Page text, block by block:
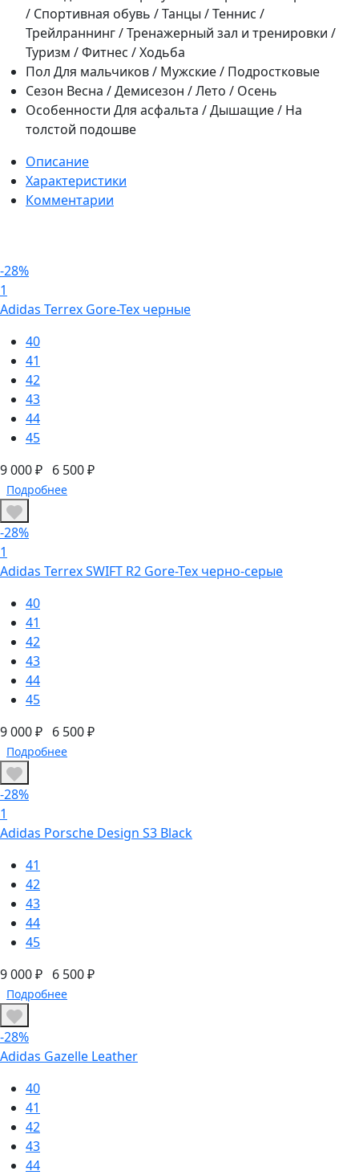
/ Спортивная обувь / Танцы / Теннис /
Трейлраннинг / Тренажерный зал и тренировки /
Туризм / Фитнес / Ходьба
Пол Для мальчиков / Мужские / Подростковые
Сезон Весна / Демисезон / Лето / Осень
Особенности Для асфальта / Дышащие / На
толстой подошве
Описание
Характеристики
Комментарии
-28%
1
Adidas Terrex Gore-Tex черные
40
41
42
43
44
45
9 000 ₽ 6 500 ₽
Подробнее
-28%
1
Adidas Terrex SWIFT R2 Gore-Tex черно-серые
40
41
42
43
44
45
9 000 ₽ 6 500 ₽
Подробнее
-28%
1
Adidas Porsche Design S3 Black
41
42
43
44
45
9 000 ₽ 6 500 ₽
Подробнее
-28%
Adidas Gazelle Leather
40
41
42
43
44